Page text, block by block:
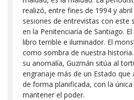
realizó, entre fines de 1994 y
sesiones de entrevistas con este
en la Penitenciaría de Santiago.
libro terrible e iluminador. El
como sombra de nuestra
su anomalía, Guzmán sitúa al
engranaje más de un Estado
de forma planificada, con la
mantener el poder.